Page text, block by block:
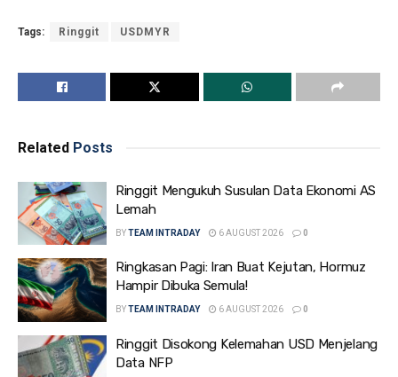
Tags: Ringgit USDMYR
Related Posts
Ringgit Mengukuh Susulan Data Ekonomi AS
Lemah
BYTEAM INTRADAY 6 AUGUST 2026 0
Ringkasan Pagi: Iran Buat Kejutan, Hormuz
Hampir Dibuka Semula!
BYTEAM INTRADAY 6 AUGUST 2026 0
Ringgit Disokong Kelemahan USD Menjelang
Data NFP